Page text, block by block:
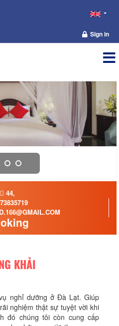
Sign in
44,
KHẢI
nghỉ dưỡng ở Đà Lạt. Giúp
nghiệm thật sự tuyệt vời khi
đó chúng tôi còn cung cấp